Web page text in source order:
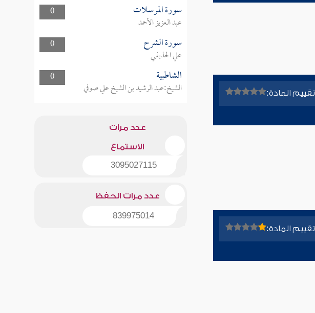
تقييم المادة:
تقييم المادة:
0
سورة المرسلات
عبد العزيز الأحمد
0
سورة الشرح
علي الحذيفي
0
الشاطبية
الشيخ:عبد الرشيد بن الشيخ علي صوفي
عدد مرات
الاستماع
3095027115
عدد مرات الحفظ
839975014